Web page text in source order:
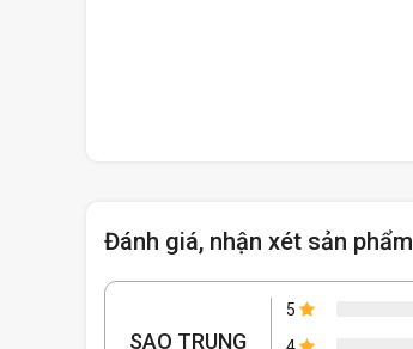
Đánh giá, nhận xét sản phẩm
SAO TRUNG
5